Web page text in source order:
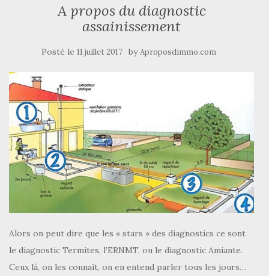
A propos du diagnostic
assainissement
Posté le 11 juillet 2017 byAproposdimmo.com
Alors on peut dire que les « stars » des diagnostics ce sont
le diagnostic Termites, l’ERNMT, ou le diagnostic Amiante.
Ceux là, on les connaît, on en entend parler tous les jours…